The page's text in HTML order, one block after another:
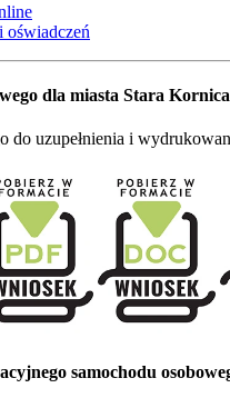
dla miasta Stara
uzupełnienia i
samochodu